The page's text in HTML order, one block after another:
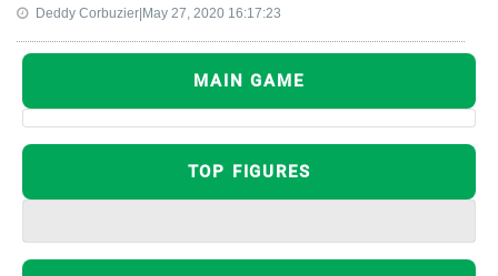
Deddy Corbuzier|May 27, 2020 16:17:23
MAIN GAME
TOP FIGURES